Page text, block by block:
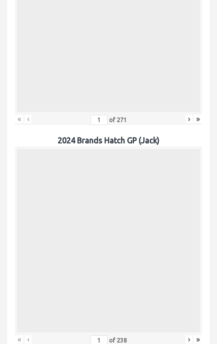
« ‹ of 271 › »
2024 Brands Hatch GP (Jack)
« ‹ of 238 › »